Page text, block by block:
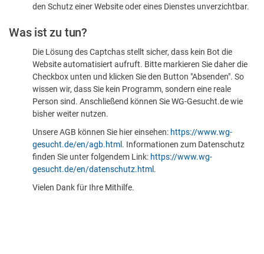
sind
den Schutz einer Website oder eines Dienstes unverzichtbar.
Was ist zu tun?
Die Lösung des Captchas stellt sicher, dass kein Bot die
Website automatisiert aufruft. Bitte markieren Sie daher die
Checkbox unten und klicken Sie den Button "Absenden". So
wissen wir, dass Sie kein Programm, sondern eine reale
Person sind. Anschließend können Sie WG-Gesucht.de wie
bisher weiter nutzen.
Unsere AGB können Sie hier einsehen: https://www.wg-
gesucht.de/en/agb.html . Informationen zum Datenschutz
finden Sie unter folgendem Link: https://www.wg-
gesucht.de/en/datenschutz.html .
Vielen Dank für Ihre Mithilfe.